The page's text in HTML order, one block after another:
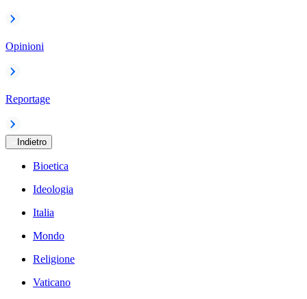
Opinioni
Reportage
Indietro
Bioetica
Ideologia
Italia
Mondo
Religione
Vaticano